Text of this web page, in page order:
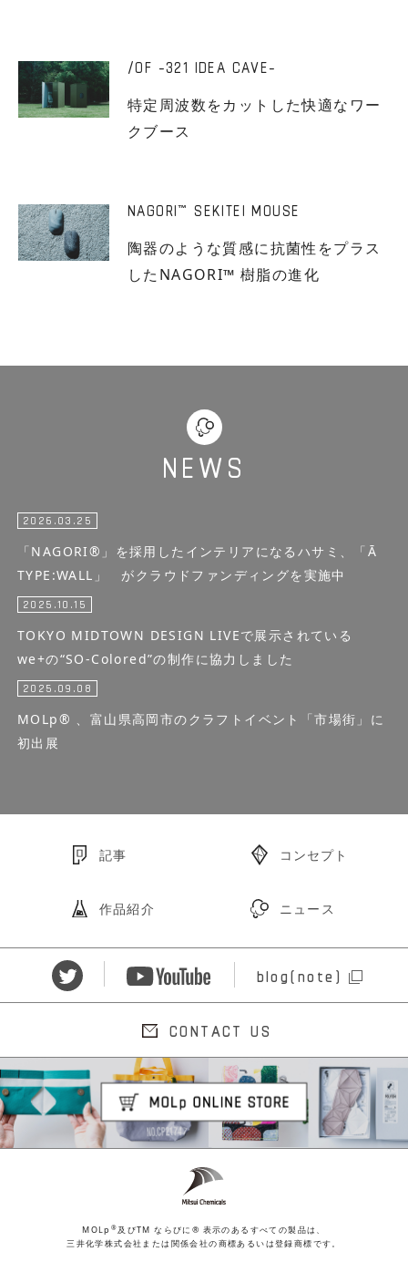
/OF -321 IDEA CAVE-
特定周波数をカットした快適なワー
クブース
NAGORI™ SEKITEI MOUSE
陶器のような質感に抗菌性をプラス
したNAGORI™ 樹脂の進化
NEWS
2026.03.25
「NAGORI®」を採用したインテリアになるハサミ、「Ā
TYPE:WALL」 がクラウドファンディングを実施中
2025.10.15
TOKYO MIDTOWN DESIGN LIVEで展示されている
we+の“SO-Colored”の制作に協力しました
2025.09.08
MOLp® 、富山県高岡市のクラフトイベント「市場街」に
初出展
記事 コンセプト
作品紹介 ニュース
blog(note)
CONTACT US
MOLp ®及びTM ならびに® 表示のあるすべての製品は、
三井化学株式会社または関係会社の商標あるいは登録商標です。